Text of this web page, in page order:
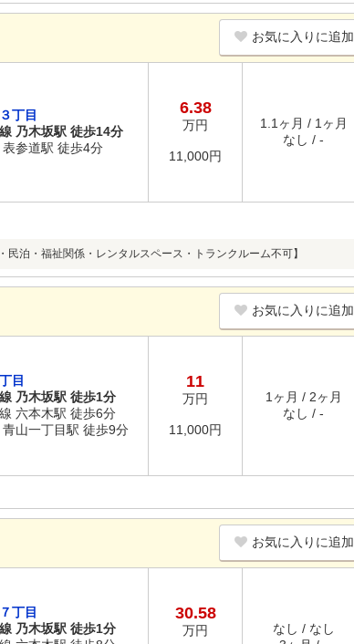
お気に入りに追加
丁目
乃木坂駅 徒歩14分
参道駅 徒歩4分
6.38
万円
11,000円
1.1ヶ月 / 1ヶ月
なし / -
民泊・福祉関係・レンタルスペース・トランクルーム不可】
お気に入りに追加
目
乃木坂駅 徒歩1分
六本木駅 徒歩6分
山一丁目駅 徒歩9分
11
万円
11,000円
1ヶ月 / 2ヶ月
なし / -
お気に入りに追加
丁目
乃木坂駅 徒歩1分
30.58
万円
なし / なし